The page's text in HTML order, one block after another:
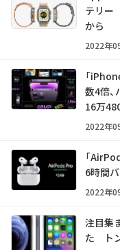
テリー
から
2022年
「
数4倍
16万
2022年
「
6時間
2022年
注目集
た ト